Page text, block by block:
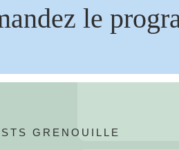
le
GRENOUILLE